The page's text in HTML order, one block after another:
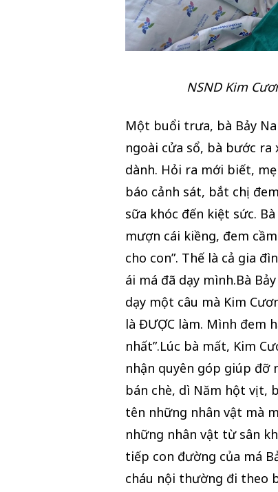
NSND Kim
Một buổi trưa, bà Bảy
ngoài cửa sổ, bà bước
dành. Hỏi ra mới biết,
báo cảnh sát, bắt chị
sữa khóc đến kiệt sức.
mượn cái kiềng, đem
cho con”. Thế là cả gia
ái má đã dạy mình.Bà
dạy một câu mà Kim
là ĐƯỢC làm. Mình đem
nhất”.Lúc bà mất, Kim
nhận quyên góp giúp
bán chè, dì Năm hột vịt,
tên những nhân vật mà
những nhân vật từ sân
tiếp con đường của má
cháu nội thường đi theo